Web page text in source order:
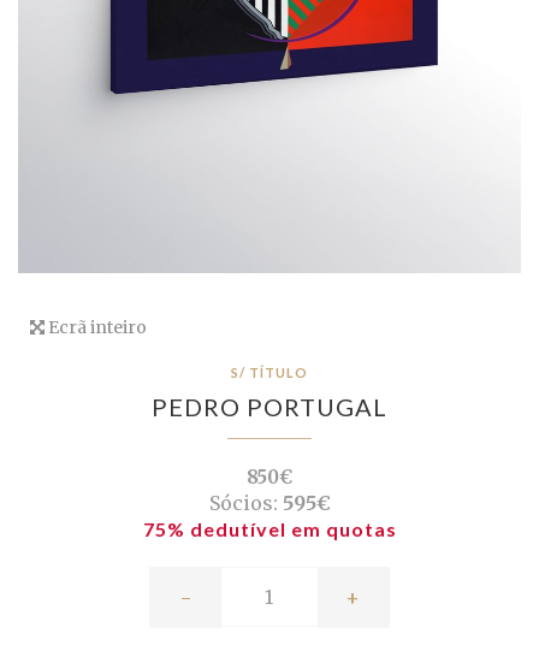
Ecrã inteiro
S/ TÍTULO
PEDRO PORTUGAL
850€
Sócios: 595€
75% dedutível em quotas
- +